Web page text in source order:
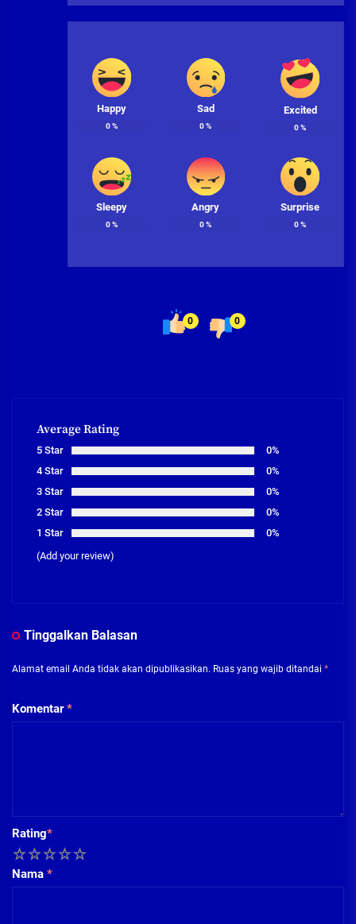
Happy
0%
Sad
0%
Excited
0%
Sleepy
0%
Angry
0%
Surprise
0%
0 0
Average Rating
5 Star
0%
4 Star
0%
3 Star
0%
2 Star
0%
1 Star
0%
(Add your review)
Tinggalkan Balasan
Alamat email Anda tidak akan dipublikasikan. Ruas yang wajib ditandai *
Komentar*
Rating*
5
4
3
2
Nama *